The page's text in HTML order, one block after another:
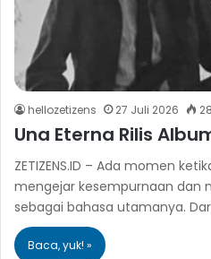
hellozetizens 27 Juli 2026 28
Una Eterna Rilis
ZETIZENS.ID – Ada momen
mengejar kesempurnaan dan
sebagai bahasa utamanya.
Baca, yuk! »